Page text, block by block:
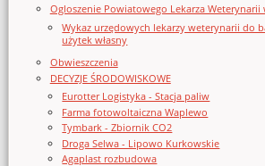
Ogloszenie Powiatowego Lekarza Weterynarii
Wykaz urzędowych lekarzy weterynarii do
użytek własny
Obwieszczenia
DECYZJE ŚRODOWISKOWE
Eurotter Logistyka - Stacja paliw
Farma fotowoltaiczna Waplewo
Tymbark - Zbiornik CO2
Droga Selwa - Lipowo Kurkowskie
Agaplast rozbudowa